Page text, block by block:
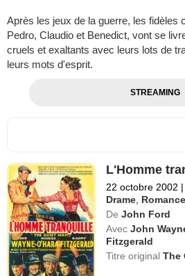
Après les jeux de la guerre, les fidèles
Pedro, Claudio et Benedict, vont se
cruels et exaltants avec leurs lots de
leurs mots d'esprit.
STREAMING
L'Homme
22 octobre 2002 |
Drame Romance
De John Ford
Avec John
Fitzgerald
Titre originalThe